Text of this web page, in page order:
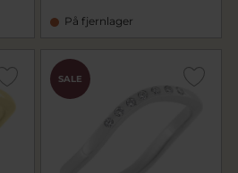
På fjernlager
SALE